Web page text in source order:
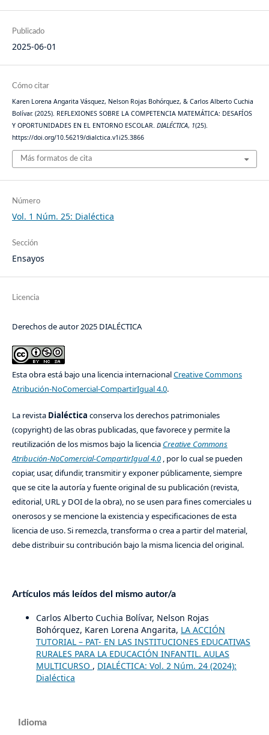
Publicado
2025-06-01
Cómo citar
Karen Lorena Angarita Vásquez, Nelson Rojas Bohórquez, & Carlos Alberto Cuchia
Bolívar. (2025). REFLEXIONES SOBRE LA COMPETENCIA MATEMÁTICA: DESAFÍOS
Y OPORTUNIDADES EN EL ENTORNO ESCOLAR. DIALÉCTICA, 1(25).
https://doi.org/10.56219/dialctica.v1i25.3866
Más formatos de cita
Número
Vol. 1 Núm. 25: Dialéctica
Sección
Ensayos
Licencia
Derechos de autor 2025 DIALÉCTICA
Esta obra está bajo una licencia internacionalCreative Commons
Atribución-NoComercial-CompartirIgual 4.0.
La revista Dialéctica conserva los derechos patrimoniales
(copyright) de las obras publicadas, que favorece y permite la
reutilización de los mismos bajo la licencia Creative Commons
Atribución-NoComercial-CompartirIgual 4.0, por lo cual se pueden
copiar, usar, difundir, transmitir y exponer públicamente, siempre
que se cite la autoría y fuente original de su publicación (revista,
editorial, URL y DOI de la obra), no se usen para fines comerciales u
onerosos y se mencione la existencia y especificaciones de esta
licencia de uso. Si remezcla, transforma o crea a partir del material,
debe distribuir su contribución bajo la misma licencia del original.
Artículos más leídos del mismo autor/a
Carlos Alberto Cuchia Bolívar, Nelson Rojas
Bohórquez, Karen Lorena Angarita, LA ACCIÓN
TUTORIAL – PAT- EN LAS INSTITUCIONES EDUCATIVAS
RURALES PARA LA EDUCACIÓN INFANTIL. AULAS
MULTICURSO , DIALÉCTICA: Vol. 2 Núm. 24 (2024):
Dialéctica
Idioma